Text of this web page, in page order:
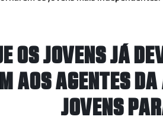
OS JOVENS JÁ
AOS AGENTES
JOVENS